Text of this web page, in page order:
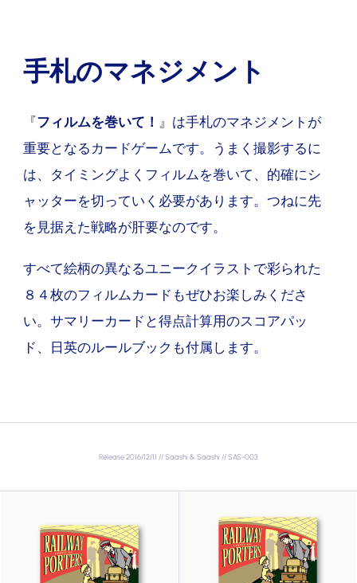
手札のマネジメント
『フィルムを巻いて！ 』は手札のマネジメントが
重要となるカードゲームです。うまく撮影するに
は、タイミングよくフィルムを巻いて、的確にシ
ャッターを切っていく必要があります。つねに先
を見据えた戦略が肝要なのです。
すべて絵柄の異なるユニークイラストで彩られた
８４枚のフィルムカードもぜひお楽しみくださ
い。サマリーカードと得点計算用のスコアパッ
ド、日英のルールブックも付属します。
Release 2016/12/11 // Saashi & Saashi // SAS-003